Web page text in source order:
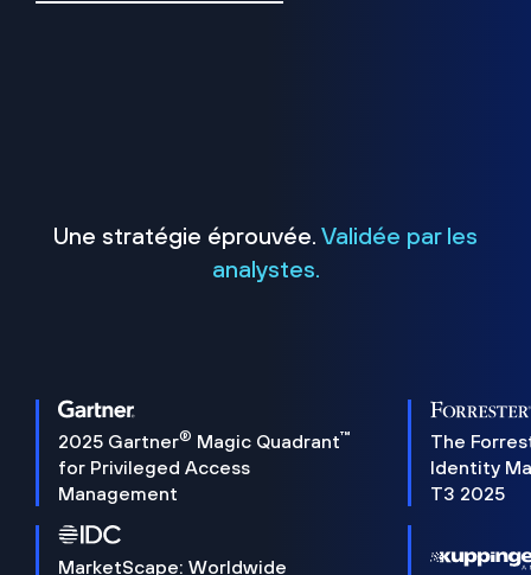
Une stratégie éprouvée. Validée par les
analystes.
2025 Gartner® Magic Quadrant™
for Privileged Access
Management
The
Identity
T3 2025
MarketScape: Worldwide